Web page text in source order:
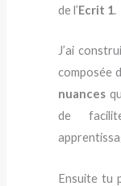
de l’Ecrit 1.
J’ai
composée
nuances
de
Ensuite tu